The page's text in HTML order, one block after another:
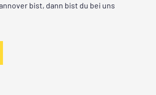
bist, dann bist du bei uns